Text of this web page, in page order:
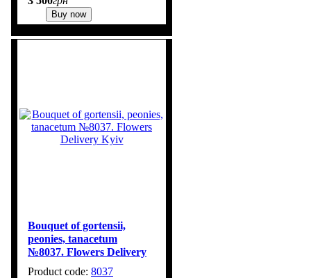
Buy now
Bouquet of gortensii,
peonies, tanacetum
№8037. Flowers Delivery
Kyiv
8037